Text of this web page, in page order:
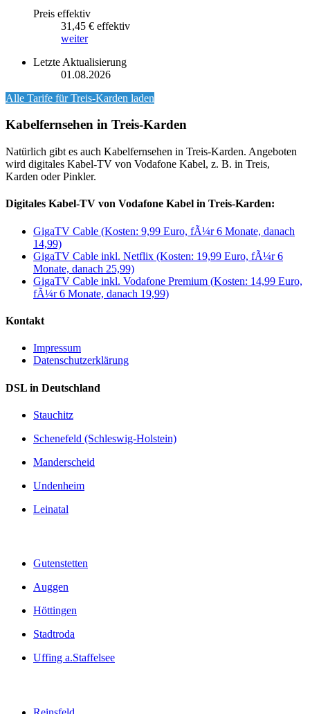
Preis effektiv
31,45 € effektiv
weiter
Letzte Aktualisierung
01.08.2026
Alle Tarife fürTreis-Karden laden
Kabelfernsehen in Treis-Karden
Natürlich gibt es auch Kabelfernsehen in Treis-Karden. Angeboten
wird digitales Kabel-TV von Vodafone Kabel, z. B. in Treis,
Karden oder Pinkler.
Digitales Kabel-TV von Vodafone Kabel in Treis-Karden:
GigaTV Cable (Kosten: 9,99 Euro, fÃ¼r 6 Monate, danach
14,99)
GigaTV Cable inkl. Netflix (Kosten: 19,99 Euro, fÃ¼r 6
Monate, danach 25,99)
GigaTV Cable inkl. Vodafone Premium (Kosten: 14,99 Euro,
fÃ¼r 6 Monate, danach 19,99)
Kontakt
Impressum
Datenschutzerklärung
DSL in Deutschland
Stauchitz
Schenefeld (Schleswig-Holstein)
Manderscheid
Undenheim
Leinatal
Gutenstetten
Auggen
Höttingen
Stadtroda
Uffing a.Staffelsee